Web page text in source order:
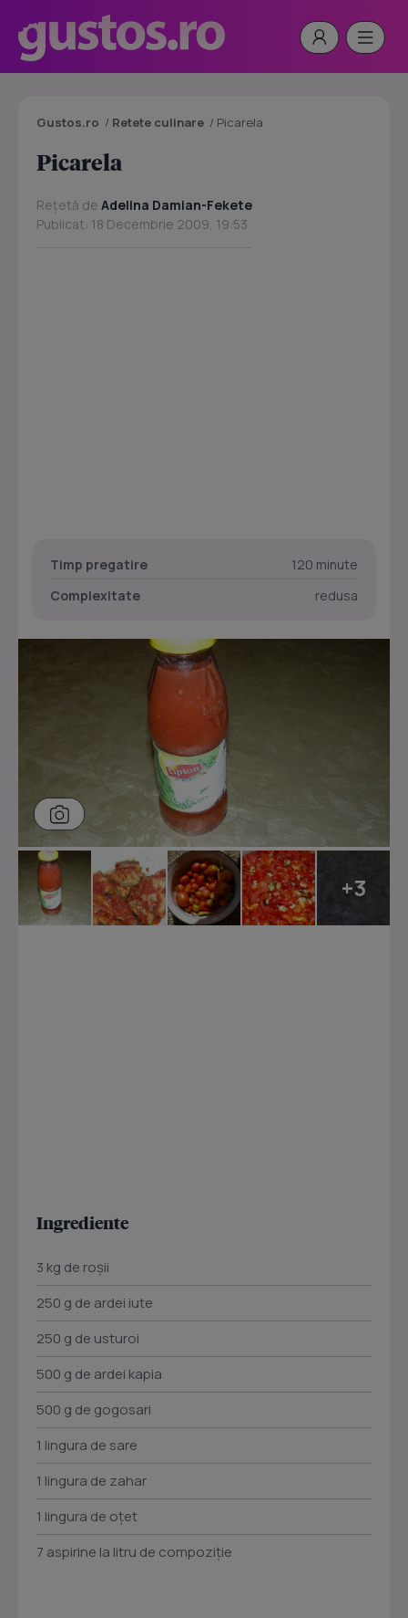
Gustos.ro / Retete culinare / Picarela
Picarela
Rețetă de Adelina Damian-Fekete
Publicat: 18 Decembrie 2009, 19:53
Timp pregatire
120 minute
Complexitate
redusa
+3
Ingrediente
3 kg de roşii
250 g de ardei iute
250 g de usturoi
500 g de ardei kapia
500 g de gogosari
1 lingura de sare
1 lingura de zahar
1 lingura de oţet
7 aspirine la litru de compoziţie